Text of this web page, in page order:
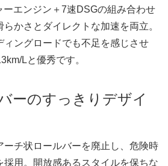
ーエンジン＋7速DSGの組み合わせ
かさとダイレクトな加速を両立。
ィングロードでも不足を感じさせ
Lと優秀です。
ーのすっきりデザイ
ーチ状ロールバーを廃止し、危険時
採用。開放感あるスタイルを保ちな